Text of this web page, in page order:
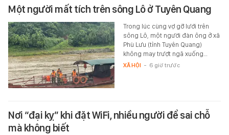
Một người mất tích trên sông Lô ở Tuyên Quang
Trong lúc cùng vợ gỡ lưới trên
sông Lô, một người đàn ông ở xã
Phù Lưu (tỉnh Tuyên Quang)
không may trượt ngã xuống…
XÃ HỘI - 6 giờ trước
Nơi “đại kỵ” khi đặt WiFi, nhiều người để sai chỗ
mà không biết